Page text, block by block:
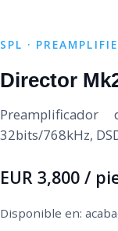
SPL ·
Director
32bits/768kHz,
EUR 3,800 /
Disponible en: